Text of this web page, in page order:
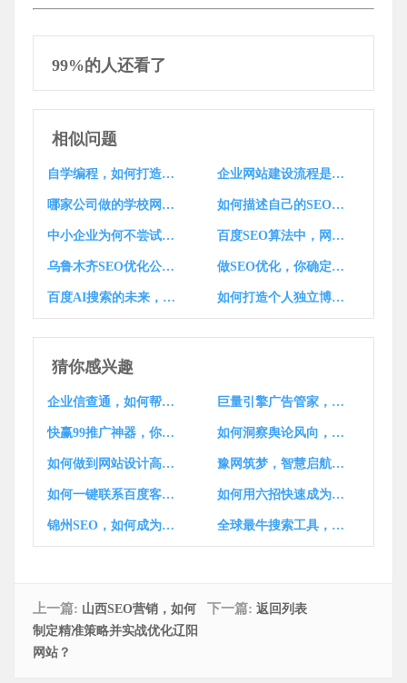
99%的人还看了
相似问题
自学编程，如何打造属于自己的专属软件？ 企业网站建设流程是怎样的？如何打造自己的推广网站？勾起你的好奇心！
哪家公司做的学校网站建设方案最出色？如何打造一个专属自己的网站？ 如何描述自己的SEO总结工作能力？
中小企业为何不尝试建设自己的网站呢？ 百度SEO算法中，网站优化公司如何找到自己的出路呢？
乌鲁木齐SEO优化公司众多，如何挑选最适合自己的？ 做SEO优化，你确定了自己的市场定位了吗？
百度AI搜索的未来，是否会构建起自己的全网内容矩阵呢？ 如何打造个人独立博客，轻松宣传和推销自己的品牌？
猜你感兴趣
企业信查通，如何帮你轻松掌握企业信息？ 巨量引擎广告管家，如何助你高效投放？
快赢99推广神器，你用了吗？ 如何洞察舆论风向，精准解读趋势的？
如何做到网站设计高效定制，价格透明？ 豫网筑梦，智慧启航，谁在引领未来之航？
如何一键联系百度客服，快速解答疑问？ 如何用六招快速成为方言终结者？
锦州SEO，如何成为高效推广的神秘利器？ 全球最牛搜索工具，你找到了吗？
上一篇: 山西SEO营销，如何
制定精准策略并实战优化辽阳
网站？
下一篇: 返回列表